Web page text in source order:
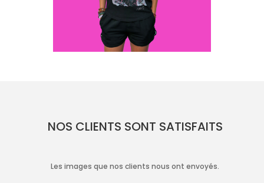
NOS CLIENTS SONT SATISFAITS
Les images que nos clients nous ont envoyés.